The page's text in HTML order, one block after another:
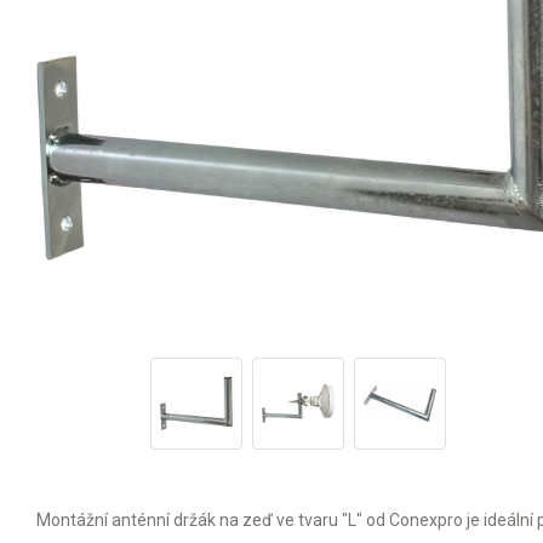
Montážní anténní držák na zeď ve tvaru "L" od Conexpro je ideální